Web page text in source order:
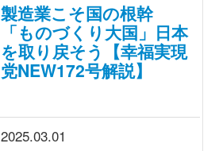
製造業こそ国の根幹
「ものづくり大国」日本
を取り戻そう【幸福実現
党NEW172号解説】
2025.03.01